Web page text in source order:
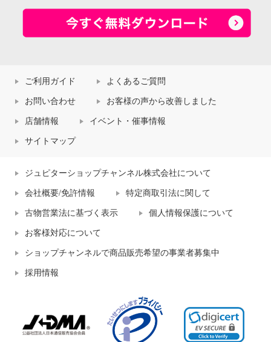
ご利用ガイド よくあるご質問
お問い合わせ お客様の声から改善しました
店舗情報 イベント・催事情報
サイトマップ
ジュピターショップチャンネル株式会社について
会社概要/免許情報 特定商取引法に関して
古物営業法に基づく表示 個人情報保護について
お客様対応について
ショップチャンネルで商品販売希望の事業者募集中
採用情報